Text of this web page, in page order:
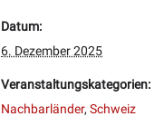
Datum:
6. Dezember 2025
Veranstaltungskategorien:
Nachbarländer, Schweiz